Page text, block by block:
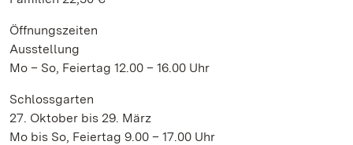
Öffnungszeiten
Ausstellung
Mo – So, Feiertag 12.00 – 16.00 Uhr
Schlossgarten
27. Oktober bis 29. März
Mo bis So, Feiertag 9.00 – 17.00 Uhr